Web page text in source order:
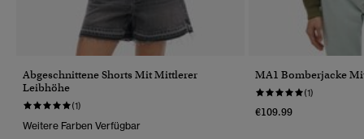
Abgeschnittene Shorts Mit Mittlerer
Leibhöhe
(1)
Weitere Farben Verfügbar
MA1 Bomberjacke
(1)
€109.99